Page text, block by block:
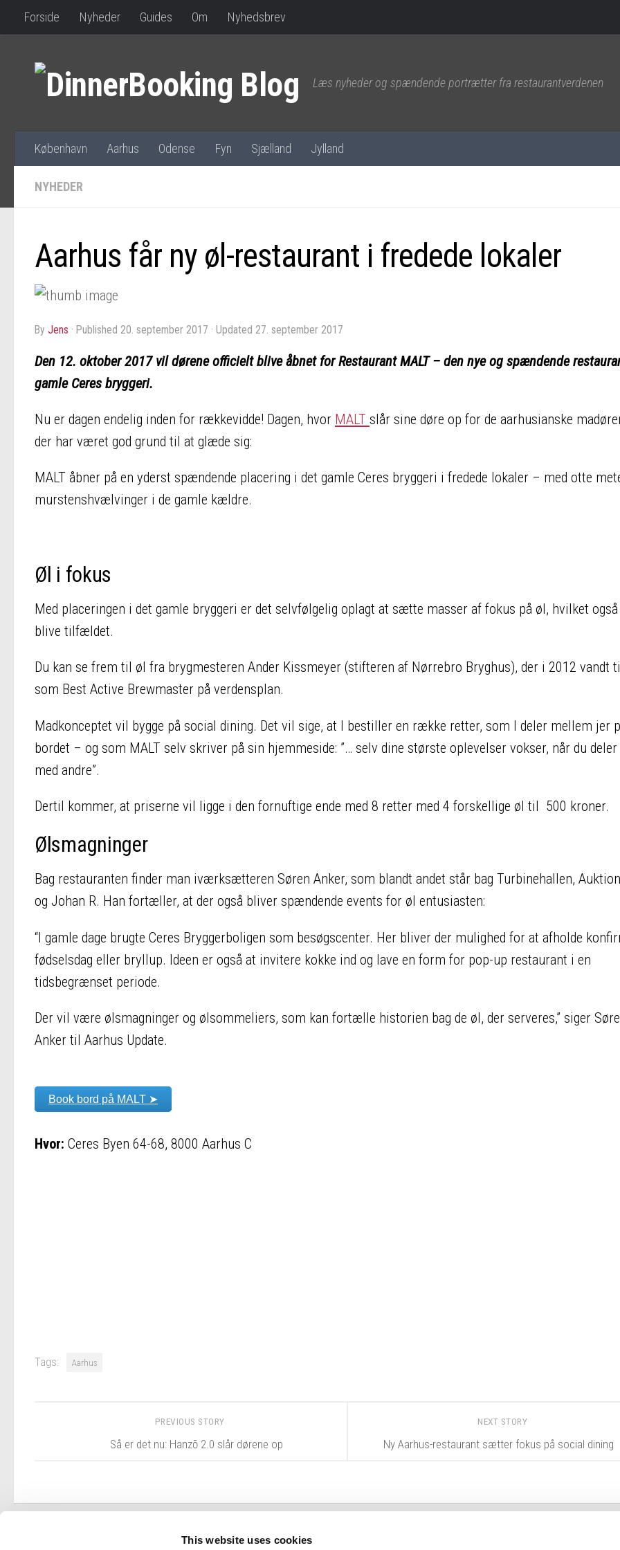
This website uses cookies
Forside Nyheder Guides Om Nyhedsbrev
Læs nyheder og spændende portrætter fra restaurantverdenen
København Aarhus Odense Fyn Sjælland Jylland
NYHEDER
Aarhus får ny øl-restaurant i fredede lokaler
by Jens · Published 20. september 2017 · Updated 27. september 2017
Den 12. oktober 2017 vil dørene officielt blive åbnet for Restaurant MALT – den nye og spændende
gamle Ceres bryggeri.
Nu er dagen endelig inden for rækkevidde! Dagen, hvor MALT slår sine døre op for de aarhusianske
der har været god grund til at glæde sig:
MALT åbner på en yderst spændende placering i det gamle Ceres bryggeri i fredede lokaler – med otte
murstenshvælvinger i de gamle kældre.
Øl i fokus
Med placeringen i det gamle bryggeri er det selvfølgelig oplagt at sætte masser af fokus på øl, hvilket
blive tilfældet.
Du kan se frem til øl fra brygmesteren Ander Kissmeyer (stifteren af Nørrebro Bryghus), der i 2012 vandt
som Best Active Brewmaster på verdensplan.
Madkonceptet vil bygge på social dining. Det vil sige, at I bestiller en række retter, som I deler mellem jer
bordet – og som MALT selv skriver på sin hjemmeside: ”… selv dine største oplevelser vokser, når du deler
med andre”.
Dertil kommer, at priserne vil ligge i den fornuftige ende med 8 retter med 4 forskellige øl til 500 kroner.
Ølsmagninger
Bag restauranten finder man iværksætteren Søren Anker, som blandt andet står bag Turbinehallen,
og Johan R. Han fortæller, at der også bliver spændende events for øl entusiasten:
“I gamle dage brugte Ceres Bryggerboligen som besøgscenter. Her bliver der mulighed for at afholde
fødselsdag eller bryllup. Ideen er også at invitere kokke ind og lave en form for pop-up restaurant i en
tidsbegrænset periode.
Der vil være ølsmagninger og ølsommeliers, som kan fortælle historien bag de øl, der serveres,” siger
Anker til Aarhus Update.
Book bord på MALT ➤
Hvor: Ceres Byen 64-68, 8000 Aarhus C
Tags: Aarhus
NEXT STORY
Ny Aarhus-restaurant sætter fokus på social dining
PREVIOUS STORY
Så er det nu: Hanzō 2.0 slår dørene op